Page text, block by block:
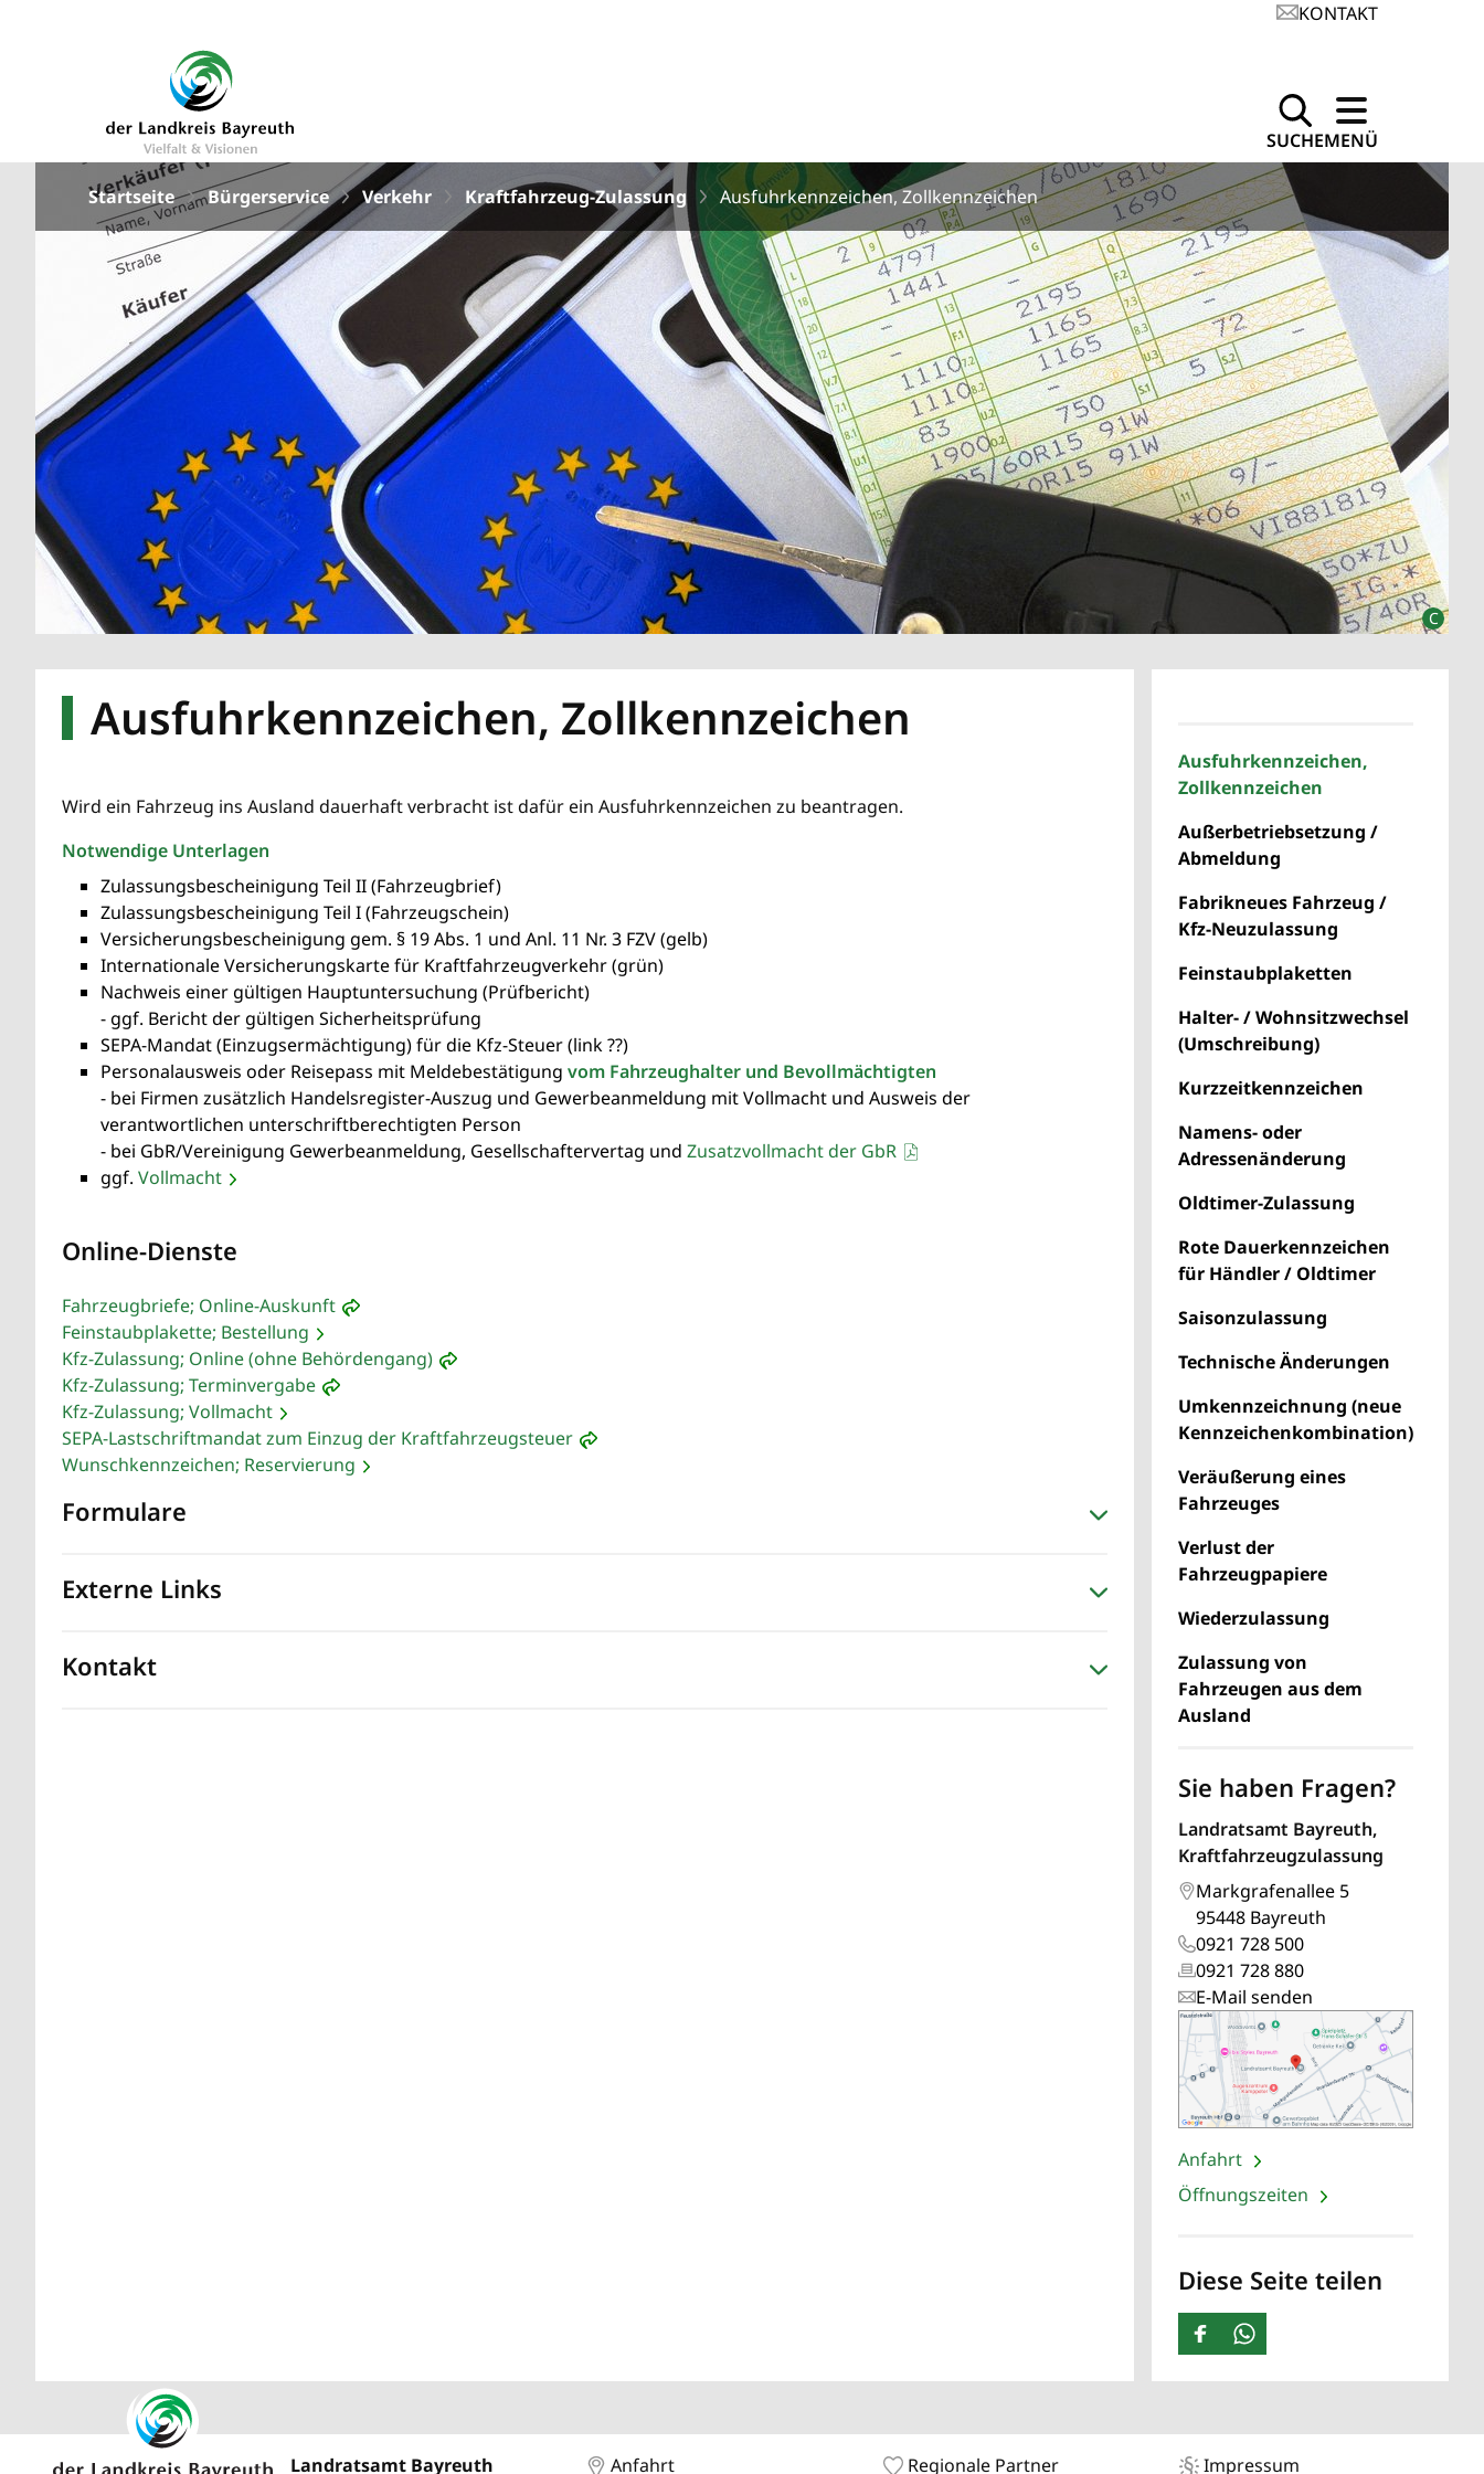
KONTAKT
SUCHEMENÜ
Startseite Bürgerservice Verkehr Kraftfahrzeug-Zulassung Ausfuhrkennzeichen, Zollkennzeichen
Ausfuhrkennzeichen, Zollkennzeichen
Wird ein Fahrzeug ins Ausland dauerhaft verbracht ist dafür ein Ausfuhrkennzeichen zu beantragen.
Notwendige Unterlagen
Zulassungsbescheinigung Teil II (Fahrzeugbrief)
Zulassungsbescheinigung Teil I (Fahrzeugschein)
Versicherungsbescheinigung gem. § 19 Abs. 1 und Anl. 11 Nr. 3 FZV (gelb)
Internationale Versicherungskarte für Kraftfahrzeugverkehr (grün)
Nachweis einer gültigen Hauptuntersuchung (Prüfbericht)
- ggf. Bericht der gültigen Sicherheitsprüfung
SEPA-Mandat (Einzugsermächtigung) für die Kfz-Steuer (link ??)
Personalausweis oder Reisepass mit Meldebestätigungvom Fahrzeughalter und Bevollmächtigten
- bei Firmen zusätzlich Handelsregister-Auszug und Gewerbeanmeldung mit Vollmacht und Ausweis der
verantwortlichen unterschriftberechtigten Person
- bei GbR/Vereinigung Gewerbeanmeldung, Gesellschaftervertag undZusatzvollmacht der GbR
ggf.Vollmacht
Online-Dienste
Fahrzeugbriefe; Online-Auskunft
Feinstaubplakette; Bestellung
Kfz-Zulassung; Online (ohne Behördengang)
Kfz-Zulassung; Terminvergabe
Kfz-Zulassung; Vollmacht
SEPA-Lastschriftmandat zum Einzug der Kraftfahrzeugsteuer
Wunschkennzeichen; Reservierung
Formulare
Externe Links
Kontakt
Ausfuhrkennzeichen,
Zollkennzeichen
Außerbetriebsetzung /
Abmeldung
Fabrikneues Fahrzeug /
Kfz-Neuzulassung
Feinstaubplaketten
Halter- / Wohnsitzwechsel
(Umschreibung)
Kurzzeitkennzeichen
Namens- oder
Adressenänderung
Oldtimer-Zulassung
Rote Dauerkennzeichen
für Händler / Oldtimer
Saisonzulassung
Technische Änderungen
Umkennzeichnung (neue
Kennzeichenkombination)
Veräußerung eines
Fahrzeuges
Verlust der
Fahrzeugpapiere
Wiederzulassung
Zulassung von
Fahrzeugen aus dem
Ausland
Sie haben Fragen?
Landratsamt Bayreuth,
Kraftfahrzeugzulassung
Markgrafenallee 5
95448 Bayreuth
0921 728 500
0921 728 880
E-Mail senden
Anfahrt
Öffnungszeiten
Diese Seite teilen
Landratsamt Bayreuth Anfahrt Regionale Partner Impressum